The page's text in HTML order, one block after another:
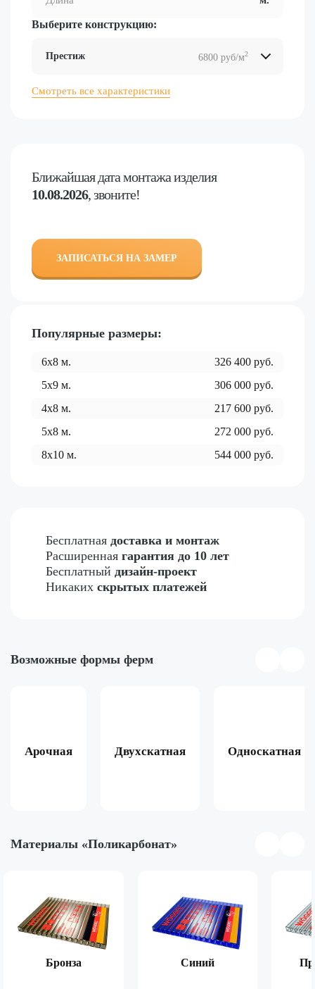
Ближайшая датамонтажа изделия
10.08.2026, звоните!
ЗАПИСАТЬСЯ НА ЗАМЕР
Популярные размеры:
6x8 м. 326 400 руб.
5x9 м. 306 000 руб.
4x8 м. 217 600 руб.
5x8 м. 272 000 руб.
8x10 м. 544 000 руб.
Выберите конструкцию:
Престиж 6800 руб/м2
Смотреть все характеристики
Бесплатная доставка и монтаж
Расширенная гарантия до 10 лет
Бесплатный дизайн-проект
Никаких скрытых платежей
Возможные формы ферм
Арочная Двухскатная Односкатная
Материалы «Поликарбонат»
Бронза Синий